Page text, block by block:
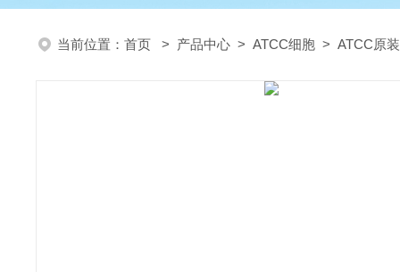
当前位置： 首页 > 产品中心 > ATCC细胞 > ATCC原